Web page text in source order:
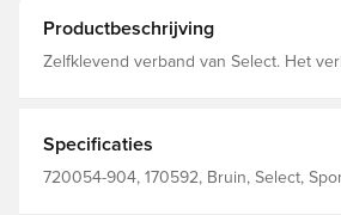
Productbeschrijving
Zelfklevend verband van Select. Het verband kleeft niet
compressie. Gemaakt van 95%
Specificaties
720054-904, 170592, Bruin, Select,